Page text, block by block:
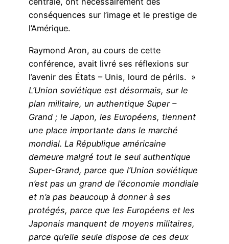
conséquences sur l’image et le prestige de
l’Amérique.
Raymond Aron, au cours de cette
conférence, avait livré ses réflexions sur
l’avenir des États – Unis, lourd de périls. »
L’Union soviétique est désormais, sur le
plan militaire, un authentique Super –
Grand ; le Japon, les Européens, tiennent
une place importante dans le marché
mondial. La République américaine
demeure malgré tout le seul authentique
Super-Grand, parce que l’Union soviétique
n’est pas un grand de l’économie mondiale
et n’a pas beaucoup à donner à ses
protégés, parce que les Européens et les
Japonais manquent de moyens militaires,
parce qu’elle seule dispose de ces deux